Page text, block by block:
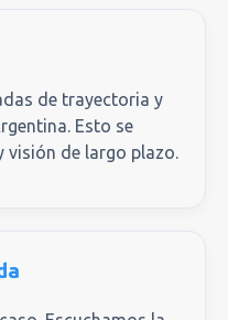
de trayectoria y
Esto se
de largo plazo.